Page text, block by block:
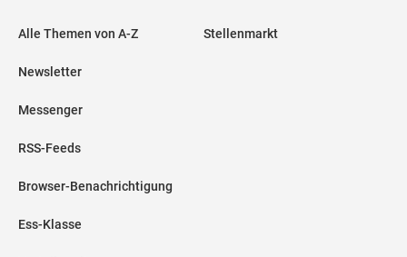
Alle Themen von A-Z
Newsletter
Messenger
RSS-Feeds
Browser-Benachrichtigung
Ess-Klasse
Stellenmarkt